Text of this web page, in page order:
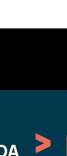
una inversión
público”,
el Ejecutivo en
o